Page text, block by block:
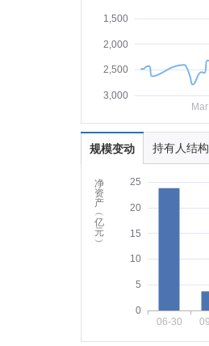
1,500
2,000
2,500
3,000
Mar
规模变动 持有人结构
净
资
产
︵
亿
元
︶
0
5
10
15
20
25
06-30